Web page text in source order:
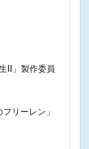
II」製作委員
リーレン」